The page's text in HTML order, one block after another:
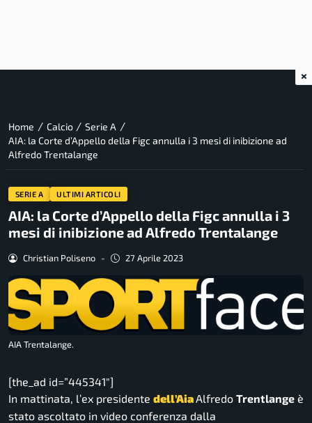
Home / Calcio / Serie A /
AIA: la Corte d’Appello della Figc annulla i 3 mesi di inibizione ad
Alfredo Trentalange
SERIE A ULTIMI ARTICOLI
AIA: la Corte d’Appello della Figc annulla i 3
mesi di inibizione ad Alfredo Trentalange
Christian Poliseno - 27 Aprile 2023
AIA Trentalange.
[the_ad id=”445341″]
In mattinata, l’ex presidente dell’Aia Alfredo Trentlange è
stato ascoltato in video conferenza dalla
×